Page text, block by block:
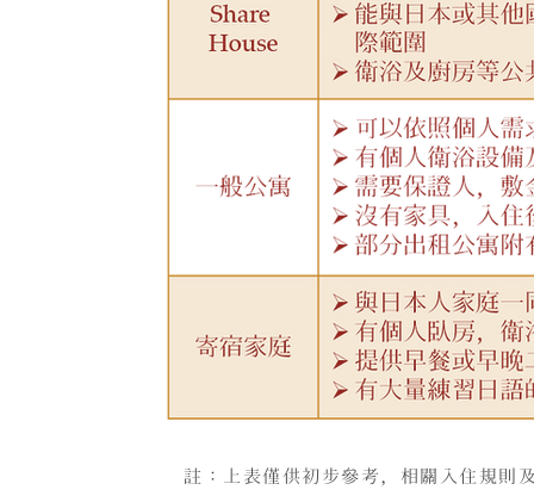
註：上表僅供初步參考，相關入住規則